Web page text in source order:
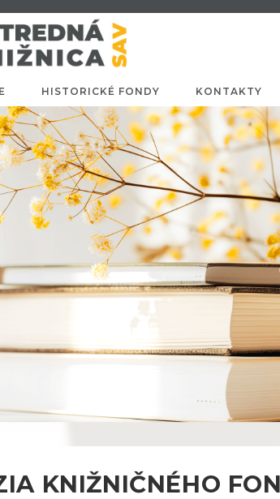
HISTORICKÉ FONDY KONTAKTY
KNIŽNIČNÉHO